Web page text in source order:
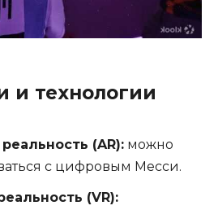
и технологии
(AR): можно
с цифровым Месси.
(VR):